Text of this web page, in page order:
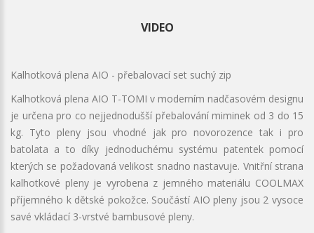
VIDEO
Kalhotková plena AIO - přebalovací set suchý zip
Kalhotková plena AIO T-TOMI v moderním nadčasovém designu
je určena pro co nejjednodušší přebalování miminek od 3 do 15
kg. Tyto pleny jsou vhodné jak pro novorozence tak i pro
batolata a to díky jednoduchému systému patentek pomocí
kterých se požadovaná velikost snadno nastavuje. Vnitřní strana
kalhotkové pleny je vyrobena z jemného materiálu COOLMAX
příjemného k dětské pokožce. Součástí AIO pleny jsou 2 vysoce
savé vkládací 3-vrstvé bambusové pleny.